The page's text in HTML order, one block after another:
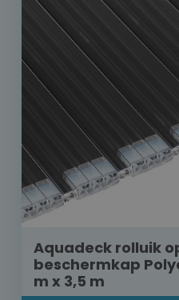
Aquadeck rolluik
beschermkap
m x 3,5 m